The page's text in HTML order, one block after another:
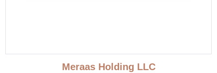
Meraas Holding LLC